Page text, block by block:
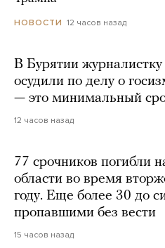
НОВОСТИ 12 часов назад
В Бурятии
осудили по делу о
— это минимальный
12 часов назад
77 срочников погибли
области во время
году. Еще более 30 до
пропавшими без вести
15 часов назад